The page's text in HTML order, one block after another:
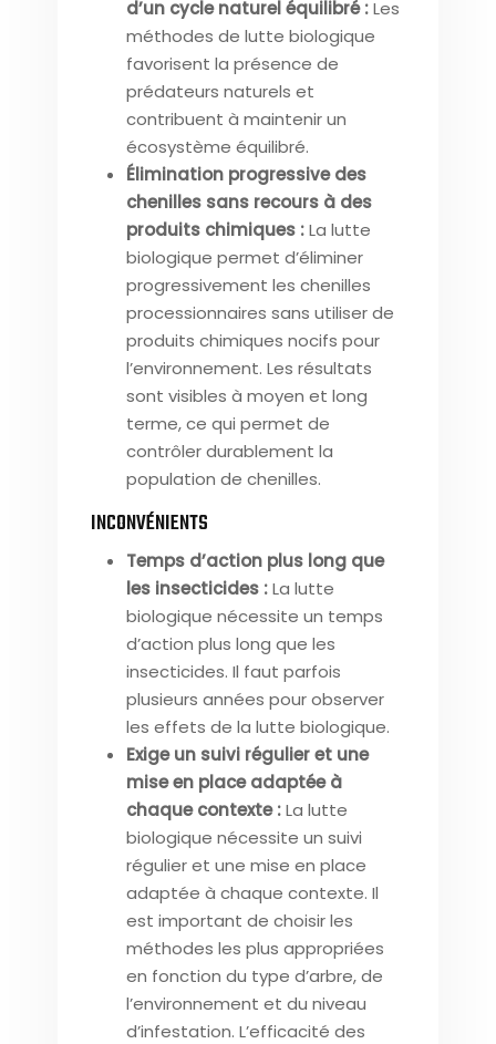
d’un cycle naturel équilibré :Les
méthodes de lutte biologique
favorisent la présence de
prédateurs naturels et
contribuent à maintenir un
écosystème équilibré.
Élimination progressive des
chenilles sans recours à des
produits chimiques :La lutte
biologique permet d’éliminer
progressivement les chenilles
processionnaires sans utiliser de
produits chimiques nocifs pour
l’environnement. Les résultats
sont visibles à moyen et long
terme, ce qui permet de
contrôler durablement la
population de chenilles.
INCONVÉNIENTS
Temps d’action plus long que
les insecticides :La lutte
biologique nécessite un temps
d’action plus long que les
insecticides. Il faut parfois
plusieurs années pour observer
les effets de la lutte biologique.
Exige un suivi régulier et une
mise en place adaptée à
chaque contexte :La lutte
biologique nécessite un suivi
régulier et une mise en place
adaptée à chaque contexte. Il
est important de choisir les
méthodes les plus appropriées
en fonction du type d’arbre, de
l’environnement et du niveau
d’infestation. L’efficacité des